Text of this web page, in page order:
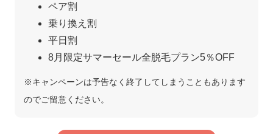
ペア割
乗り換え割
平日割
8月限定サマーセール全脱毛プラン5％OFF
※キャンペーンは予告なく終了してしまうこともあります
のでご留意ください。